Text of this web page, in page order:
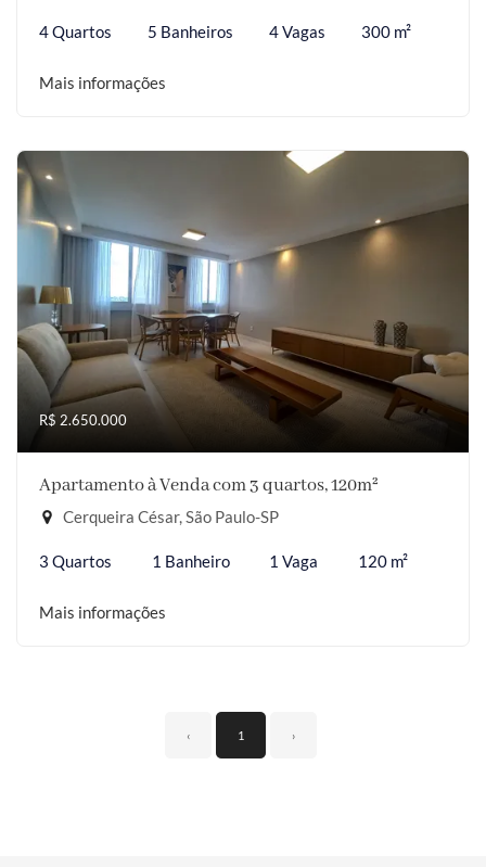
4 Quartos 5 Banheiros 4 Vagas 300 m²
Mais informações
R$ 2.650.000
Apartamento à Venda com 3 quartos, 120m²
Cerqueira César, São Paulo-SP
3 Quartos 1 Banheiro 1 Vaga 120 m²
Mais informações
‹ 1 ›